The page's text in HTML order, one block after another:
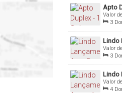
Útil:
Apto
Praia
Valor
3
181.00
Útil:
181
Lindo
m² -
Valor
3
163.00
Útil:
163
Lindo
Praia
Valor
4